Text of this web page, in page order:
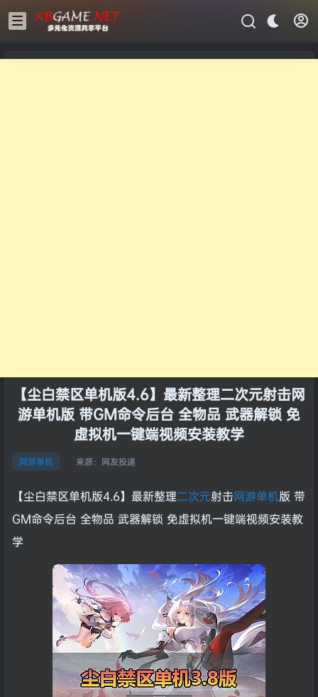
【尘白禁区单机版4.6】最新整理二次元射击网
游单机版 带GM命令后台 全物品 武器解锁 免
虚拟机一键端视频安装教学
网游单机 来源： 网友投递
【尘白禁区单机版4.6】最新整理二次元射击网游单机版 带
GM命令后台 全物品 武器解锁 免虚拟机一键端视频安装教
学